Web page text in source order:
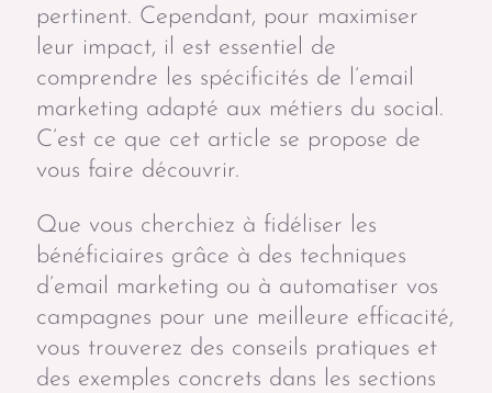
pertinent. Cependant, pour maximiser
leur impact, il est essentiel de
comprendre les spécificités de l’email
marketing adapté aux métiers du social.
C’est ce que cet article se propose de
vous faire découvrir.
Que vous cherchiez à fidéliser les
bénéficiaires grâce à des techniques
d’email marketing ou à automatiser vos
campagnes pour une meilleure efficacité,
vous trouverez des conseils pratiques et
des exemples concrets dans les sections